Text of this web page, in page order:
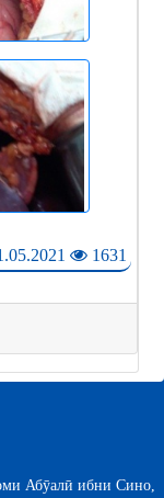
1631
Абӯалӣ ибни Сино,